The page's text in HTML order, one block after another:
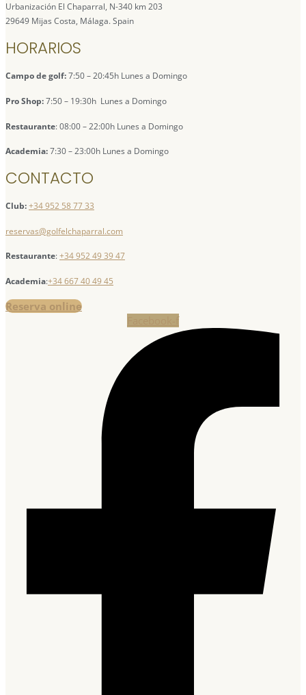
Urbanización El Chaparral, N-340 km 203
29649 Mijas Costa, Málaga. Spain
HORARIOS
Campo de golf:7:50 – 20:45h Lunes a Domingo
Pro Shop:7:50 – 19:30h Lunes a Domingo
Restaurante: 08:00 – 22:00h Lunes a Domingo
Academia:7:30 – 23:00h Lunes a Domingo
CONTACTO
Club:+34 952 58 77 33
reservas@golfelchaparral.com
Restaurante:+34 952 49 39 47
Academia:+34 667 40 49 45
Reserva online